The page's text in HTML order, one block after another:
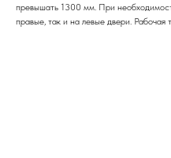
превышать 1300 мм. При
правые, так и на левые двери.